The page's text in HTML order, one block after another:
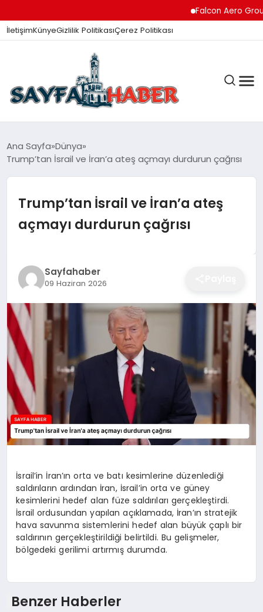
Falcon Aero Group,
İletişimKünyeGizlilik PolitikasıÇerez Politikası
ANA SAYFA
İZMIR HABERLERI
EĞITIM
EKONOMI
SAĞLIK
SPOR
DIĞER
Ana Sayfa Dünya
Trump’tan İsrail ve İran’a ateş açmayı durdurun çağrısı
Trump’tan İsrail ve İran’a ateş
açmayı durdurun çağrısı
Sayfahaber
09 Haziran 2026
İsrail’in İran’ın orta ve batı kesimlerine düzenlediği
saldırıların ardından İran, İsrail’in orta ve güney
kesimlerini hedef alan füze saldırıları gerçekleştirdi.
İsrail ordusundan yapılan açıklamada, İran’ın stratejik
hava savunma sistemlerini hedef alan büyük çaplı bir
saldırının gerçekleştirildiği belirtildi. Bu gelişmeler,
bölgedeki gerilimi artırmış durumda.
Benzer Haberler